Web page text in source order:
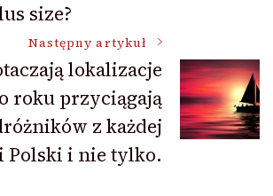
size?
Następny artykuł
lokalizacje
roku przyciągają
z każdej
Polski i nie tylko.